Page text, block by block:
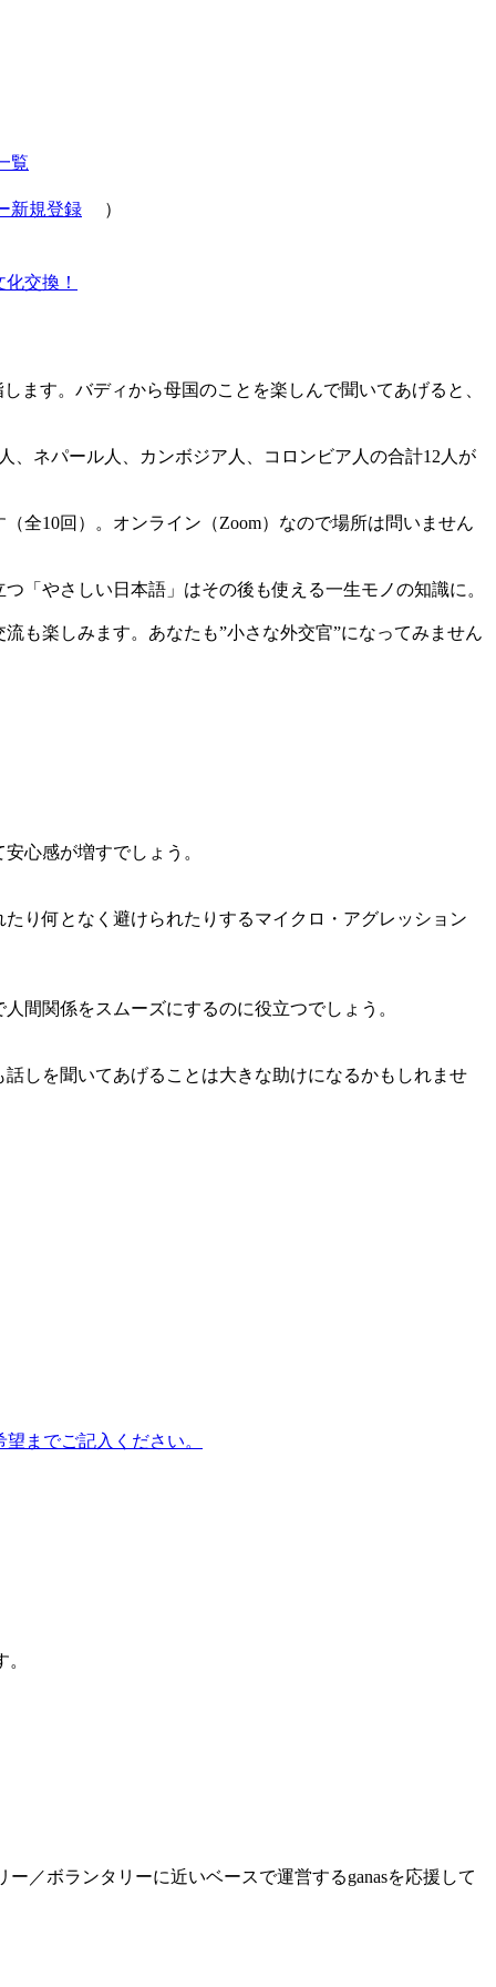
覧
新規登録 ）
交換！
ます。バディから母国のことを楽しんで聞いてあげると、
、ネパール人、カンボジア人、コロンビア人の合計12人が
全10回）。オンライン（Zoom）なので場所は問いません
「やさしい日本語」はその後も使える一生モノの知識に。
も楽しみます。あなたも”小さな外交官”になってみません
心感が増すでしょう。
り何となく避けられたりするマイクロ・アグレッション
間関係をスムーズにするのに役立つでしょう。
しを聞いてあげることは大きな助けになるかもしれませ
望までご記入ください。
／ボランタリーに近いベースで運営するganasを応援して